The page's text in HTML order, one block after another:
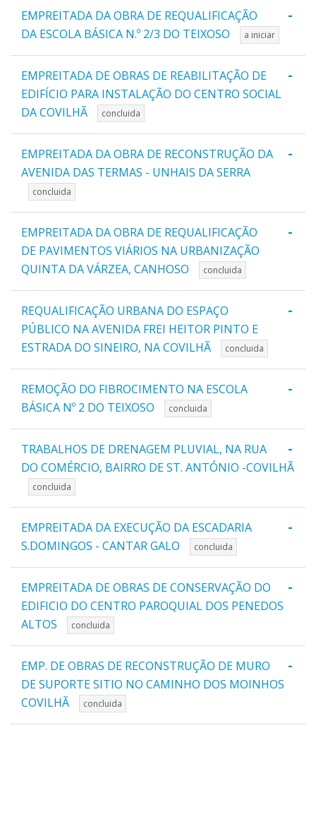
-
EMPREITADA DA OBRA DE REQUALIFICAÇÃO
DA ESCOLA BÁSICA N.º 2/3 DO TEIXOSO
a iniciar
-
EMPREITADA DE OBRAS DE REABILITAÇÃO DE
EDIFÍCIO PARA INSTALAÇÃO DO CENTRO SOCIAL
DA COVILHÃ
concluida
-
EMPREITADA DA OBRA DE RECONSTRUÇÃO DA
AVENIDA DAS TERMAS - UNHAIS DA SERRA
concluida
-
EMPREITADA DA OBRA DE REQUALIFICAÇÃO
DE PAVIMENTOS VIÁRIOS NA URBANIZAÇÃO
QUINTA DA VÁRZEA, CANHOSO
concluida
-
REQUALIFICAÇÃO URBANA DO ESPAÇO
PÚBLICO NA AVENIDA FREI HEITOR PINTO E
ESTRADA DO SINEIRO, NA COVILHÃ
concluida
-
REMOÇÃO DO FIBROCIMENTO NA ESCOLA
BÁSICA Nº 2 DO TEIXOSO
concluida
-
TRABALHOS DE DRENAGEM PLUVIAL, NA RUA
DO COMÉRCIO, BAIRRO DE ST. ANTÓNIO -COVILHÃ
concluida
-
EMPREITADA DA EXECUÇÃO DA ESCADARIA
S.DOMINGOS - CANTAR GALO
concluida
-
EMPREITADA DE OBRAS DE CONSERVAÇÃO DO
EDIFICIO DO CENTRO PAROQUIAL DOS PENEDOS
ALTOS
concluida
-
EMP. DE OBRAS DE RECONSTRUÇÃO DE MURO
DE SUPORTE SITIO NO CAMINHO DOS MOINHOS
COVILHÃ
concluida